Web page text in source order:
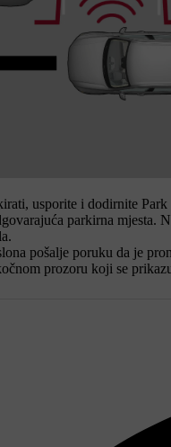
usporite i dodirnite Park
parkirna
pošalje poruku da je
prozoru koji se